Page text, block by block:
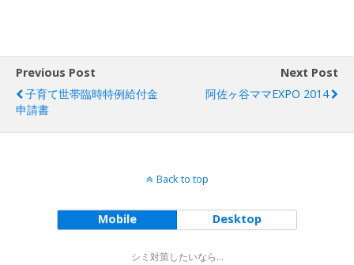
Previous Post
子育て世帯臨時特例給付金
申請書
Next Post
阿佐ヶ谷ママEXPO 2014
Back to top
Mobile Desktop
シミ対策したいなら...